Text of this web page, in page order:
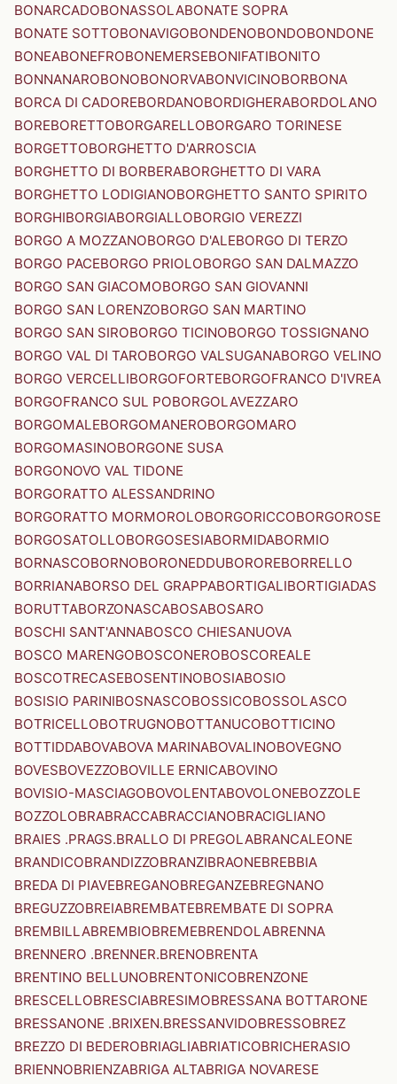
BONARCADOBONASSOLABONATE SOPRA
BONATE SOTTOBONAVIGOBONDENOBONDOBONDONE
BONEABONEFROBONEMERSEBONIFATIBONITO
BONNANAROBONOBONORVABONVICINOBORBONA
BORCA DI CADOREBORDANOBORDIGHERABORDOLANO
BOREBORETTOBORGARELLOBORGARO TORINESE
BORGETTOBORGHETTO D'ARROSCIA
BORGHETTO DI BORBERABORGHETTO DI VARA
BORGHETTO LODIGIANOBORGHETTO SANTO SPIRITO
BORGHIBORGIABORGIALLOBORGIO VEREZZI
BORGO A MOZZANOBORGO D'ALEBORGO DI TERZO
BORGO PACEBORGO PRIOLOBORGO SAN DALMAZZO
BORGO SAN GIACOMOBORGO SAN GIOVANNI
BORGO SAN LORENZOBORGO SAN MARTINO
BORGO SAN SIROBORGO TICINOBORGO TOSSIGNANO
BORGO VAL DI TAROBORGO VALSUGANABORGO VELINO
BORGO VERCELLIBORGOFORTEBORGOFRANCO D'IVREA
BORGOFRANCO SUL POBORGOLAVEZZARO
BORGOMALEBORGOMANEROBORGOMARO
BORGOMASINOBORGONE SUSA
BORGONOVO VAL TIDONE
BORGORATTO ALESSANDRINO
BORGORATTO MORMOROLOBORGORICCOBORGOROSE
BORGOSATOLLOBORGOSESIABORMIDABORMIO
BORNASCOBORNOBORONEDDUBOROREBORRELLO
BORRIANABORSO DEL GRAPPABORTIGALIBORTIGIADAS
BORUTTABORZONASCABOSABOSARO
BOSCHI SANT'ANNABOSCO CHIESANUOVA
BOSCO MARENGOBOSCONEROBOSCOREALE
BOSCOTRECASEBOSENTINOBOSIABOSIO
BOSISIO PARINIBOSNASCOBOSSICOBOSSOLASCO
BOTRICELLOBOTRUGNOBOTTANUCOBOTTICINO
BOTTIDDABOVABOVA MARINABOVALINOBOVEGNO
BOVESBOVEZZOBOVILLE ERNICABOVINO
BOVISIO-MASCIAGOBOVOLENTABOVOLONEBOZZOLE
BOZZOLOBRABRACCABRACCIANOBRACIGLIANO
BRAIES .PRAGS.BRALLO DI PREGOLABRANCALEONE
BRANDICOBRANDIZZOBRANZIBRAONEBREBBIA
BREDA DI PIAVEBREGANOBREGANZEBREGNANO
BREGUZZOBREIABREMBATEBREMBATE DI SOPRA
BREMBILLABREMBIOBREMEBRENDOLABRENNA
BRENNERO .BRENNER.BRENOBRENTA
BRENTINO BELLUNOBRENTONICOBRENZONE
BRESCELLOBRESCIABRESIMOBRESSANA BOTTARONE
BRESSANONE .BRIXEN.BRESSANVIDOBRESSOBREZ
BREZZO DI BEDEROBRIAGLIABRIATICOBRICHERASIO
BRIENNOBRIENZABRIGA ALTABRIGA NOVARESE